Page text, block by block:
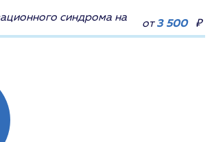
синдрома на
от3 500 ₽